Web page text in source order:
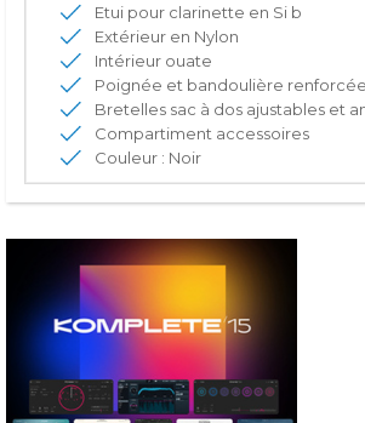
Etui pour clarinette en Si b
Extérieur en Nylon
Intérieur ouate
Poignée et bandoulière
Bretelles sac à dos ajustables et
Compartiment accessoires
Couleur : Noir